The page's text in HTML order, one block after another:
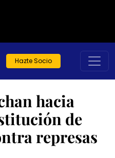
Hazte Socio
hacia
de
represas